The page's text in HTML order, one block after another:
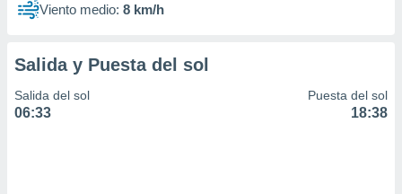
de
Viento medio: 8 km/h
Salida y Puesta del sol
Salida del sol
06:33
Puesta del sol
18:38